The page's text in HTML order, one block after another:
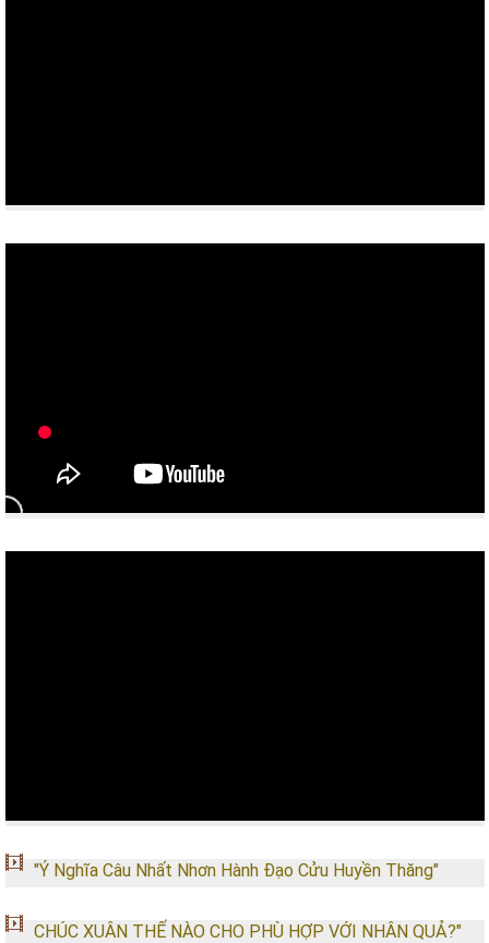
"Ý Nghĩa Câu Nhất Nhơn Hành Đạo Cửu Huyền Thăng"
CHÚC XUÂN THẾ NÀO CHO PHÙ HỢP VỚI NHÂN QUẢ?"